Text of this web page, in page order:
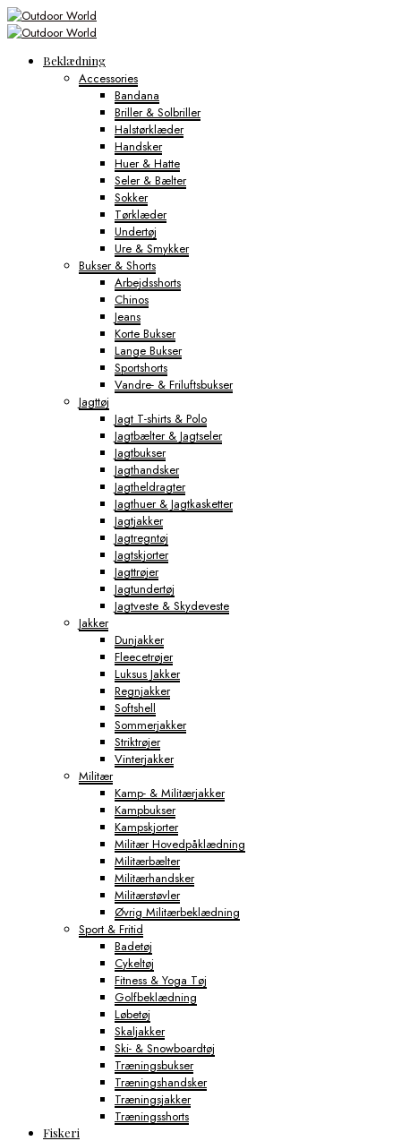
Beklædning
Accessories
Bandana
Briller & Solbriller
Halstørklæder
Handsker
Huer & Hatte
Seler & Bælter
Sokker
Tørklæder
Undertøj
Ure & Smykker
Bukser & Shorts
Arbejdsshorts
Chinos
Jeans
Korte Bukser
Lange Bukser
Sportshorts
Vandre- & Friluftsbukser
Jagttøj
Jagt T-shirts & Polo
Jagtbælter & Jagtseler
Jagtbukser
Jagthandsker
Jagtheldragter
Jagthuer & Jagtkasketter
Jagtjakker
Jagtregntøj
Jagtskjorter
Jagttrøjer
Jagtundertøj
Jagtveste & Skydeveste
Jakker
Dunjakker
Fleecetrøjer
Luksus Jakker
Regnjakker
Softshell
Sommerjakker
Striktrøjer
Vinterjakker
Militær
Kamp- & Militærjakker
Kampbukser
Kampskjorter
Militær Hovedpåklædning
Militærbælter
Militærhandsker
Militærstøvler
Øvrig Militærbeklædning
Sport & Fritid
Badetøj
Cykeltøj
Fitness & Yoga Tøj
Golfbeklædning
Løbetøj
Skaljakker
Ski- & Snowboardtøj
Træningsbukser
Træningshandsker
Træningsjakker
Træningsshorts
Fiskeri